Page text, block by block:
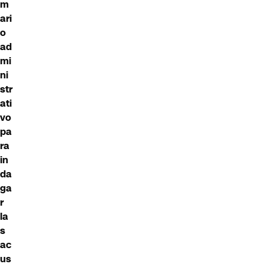
m
ari
o
ad
mi
ni
str
ati
vo
pa
ra
in
da
ga
r
la
s
ac
us